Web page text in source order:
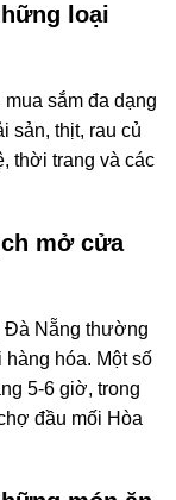
loại
sắm đa dạng
sản, thịt, rau củ
thời trang và các
mở cửa
Đà Nẵng thường
hóa. Một số
5-6 giờ, trong
đầu mối Hòa